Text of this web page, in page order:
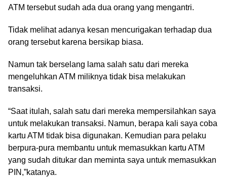
ATM tersebut sudah ada dua orang yang mengantri.
Tidak melihat adanya kesan mencurigakan terhadap dua
orang tersebut karena bersikap biasa.
Namun tak berselang lama salah satu dari mereka
mengeluhkan ATM miliknya tidak bisa melakukan
transaksi.
“Saat itulah, salah satu dari mereka mempersilahkan saya
untuk melakukan transaksi. Namun, berapa kali saya coba
kartu ATM tidak bisa digunakan. Kemudian para pelaku
berpura-pura membantu untuk memasukkan kartu ATM
yang sudah ditukar dan meminta saya untuk memasukkan
PIN,”katanya.